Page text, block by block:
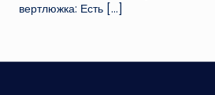
вертлюжка: Есть […]